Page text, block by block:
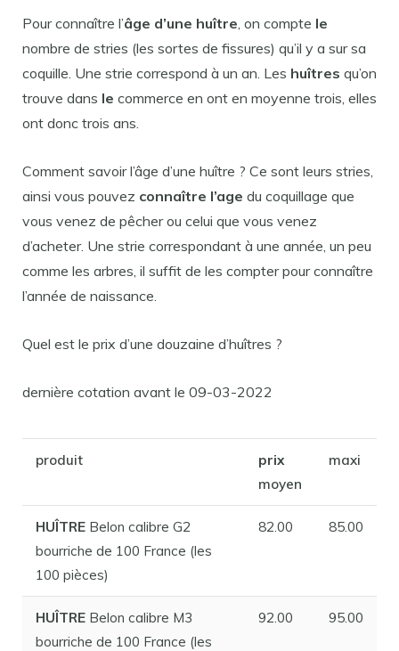
Pour connaître l’âge d’une huître , on compte le
nombre de stries (les sortes de fissures) qu’il y a sur sa
coquille. Une strie correspond à un an. Les huîtres qu’on
trouve dans le commerce en ont en moyenne trois, elles
ont donc trois ans.
Comment savoir l’âge d’une huître ? Ce sont leurs stries,
ainsi vous pouvez connaître l’age du coquillage que
vous venez de pêcher ou celui que vous venez
d’acheter. Une strie correspondant à une année, un peu
comme les arbres, il suffit de les compter pour connaître
l’année de naissance.
Quel est le prix d’une douzaine d’huîtres ?
dernière cotation avant le 09-03-2022
produit
prix
moyen
maxi
HUÎTRE Belon calibre G2
bourriche de 100 France (les
100 pièces)
82.00 85.00
HUÎTRE Belon calibre M3
bourriche de 100 France (les
92.00 95.00